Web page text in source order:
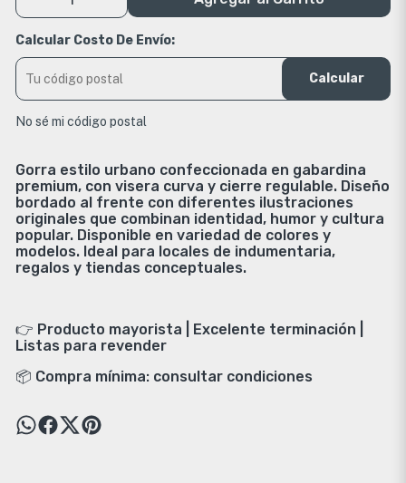
Calcular Costo De Envío:
Calcular
No sé mi código postal
Gorra estilo urbano confeccionada en gabardina
premium, con visera curva y cierre regulable. Diseño
bordado al frente con diferentes ilustraciones
originales que combinan identidad, humor y cultura
popular. Disponible en variedad de colores y
modelos. Ideal para locales de indumentaria,
regalos y tiendas conceptuales.
👉 Producto mayorista | Excelente terminación |
Listas para revender
📦 Compra mínima: consultar condiciones